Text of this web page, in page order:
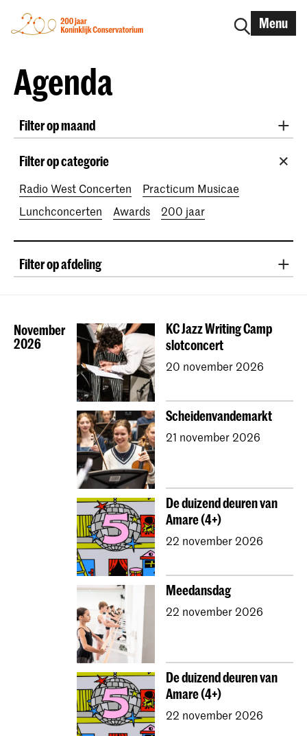
Menu
Agenda
Filter op maand
October 2026
November 2026
December 2026
January 2027
February 2027
March 2027
April 2027 May 2027
July 2027
Filter op categorie
Radio West Concerten
Practicum Musicae
Lunchconcerten
Awards 200 jaar
Filter op afdeling
ArtScience
Muziekeducatie
NAIP
Muziektheorie
Dutch National Opera Academy
Universiteit Leiden (PM)
School voor Jong Talent
Koninklijk Conservatorium Dans
Contractonderwijs
Vooropleiding
Onderzoek
Jong KC Muziek
Alle afdelingen Overig
November
2026
KC Jazz Writing Camp
slotconcert
20 november 2026
Scheidenvandemarkt
21 november 2026
De duizend deuren van
Amare (4+)
22 november 2026
Meedansdag
22 november 2026
De duizend deuren van
Amare (4+)
22 november 2026